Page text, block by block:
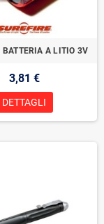
BATTERIA A LITIO 3V
3,81 €
DETTAGLI